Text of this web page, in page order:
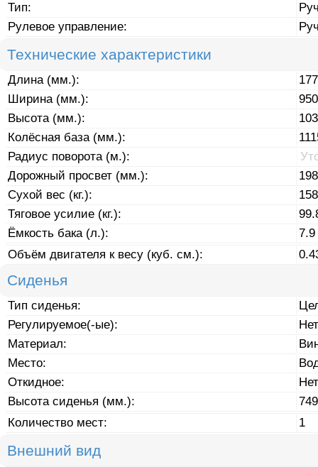
Тип:
Рулевое управление:
Технические характеристики
Длина (мм.):
Ширина (мм.):
950
Высота (мм.):
Колёсная база (мм.):
Радиус поворота (м.):
Дорожный просвет (мм.):
Сухой вес (кг.):
Тяговое усилие (кг.):
Ёмкость бака (л.):
7.9
Объём двигателя к весу (куб. см.):
Сиденья
Тип сиденья:
Регулируемое(-ые):
Нет
Материал:
Место:
Откидное:
Нет
Высота сиденья (мм.):
Количество мест:
1
Внешний вид